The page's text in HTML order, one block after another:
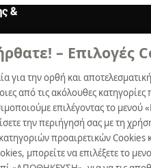
– Επιλογές
για την ορθή και
από τις ακόλουθες κατηγορίες
επιλέγοντας το μενού
την περιήγησή σας με τη
προαιρετικών
μπορείτε να επιλέξετε το
&
Cookies